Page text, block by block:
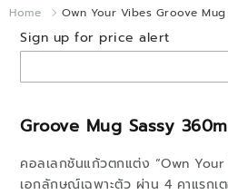
Home Own Your Vibes Groove Mug
Groove Mug Sassy
คอลเลกชันแก้วตกแต่ง “Own
เอกลักษณ์เฉพาะตัว ผ่าน 4 คาแรกเ
Sign up for price alert